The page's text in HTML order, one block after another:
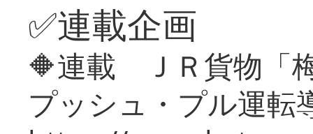
✅連載企画
🔶連載 ＪＲ貨物「
プッシュ・プル運転